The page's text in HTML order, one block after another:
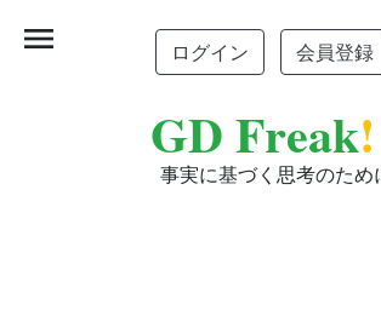
ログイン 会員登録
GD Freak!
事実に基づく思考のため
menu